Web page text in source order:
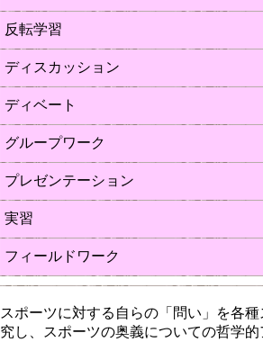
反転学習
ディスカッション
ディベート
グループワーク
プレゼンテーション
実習
フィールドワーク
スポーツに対する自らの「問い」を各
究し、スポーツの奥義についての哲学